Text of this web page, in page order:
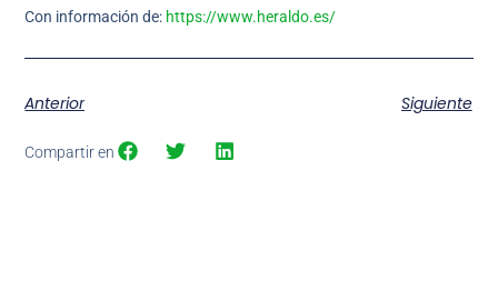
Con información de: https://www.heraldo.es/
Anterior Siguiente
Compartir en